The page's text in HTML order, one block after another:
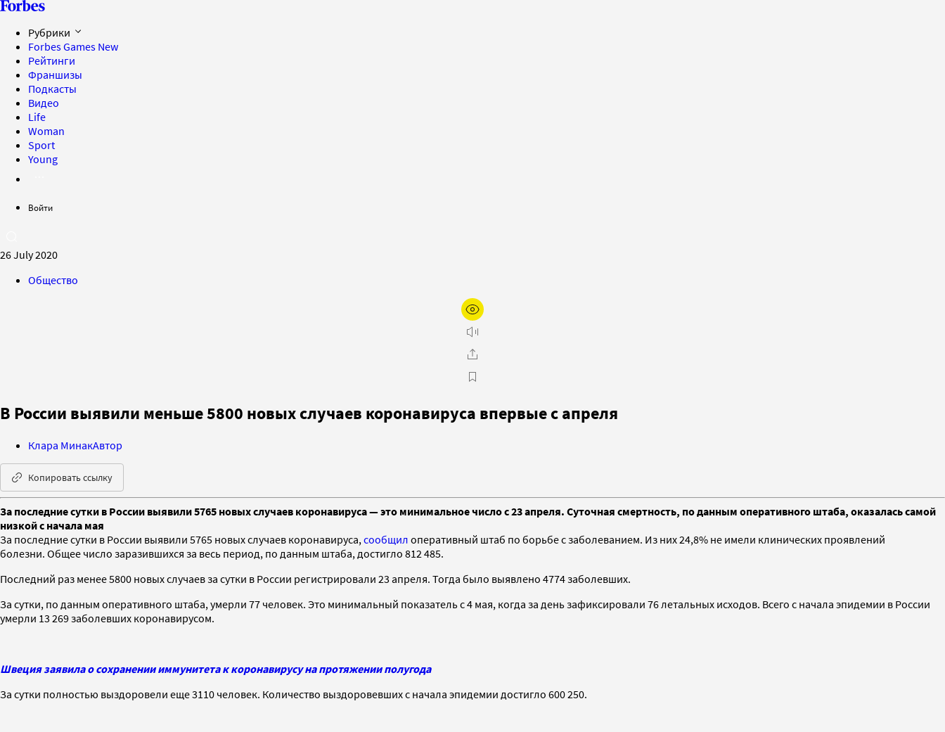
Рубрики
Forbes Games New
Рейтинги
Франшизы
Подкасты
Видео
Life
Woman
Sport
Young
Войти
26 July 2020
Общество
В России выявили меньше 5800 новых случаев коронавируса впервые с апреля
Клара МинакАвтор
Копировать ссылку
За последние сутки в России выявили 5765 новых случаев коронавируса — это минимальное число с 23 апреля. Суточная смертность, по данным оперативного штаба, оказалась самой
низкой с начала мая
За последние сутки в России выявили 5765 новых случаев коронавируса, сообщил оперативный штаб по борьбе с заболеванием. Из них 24,8% не имели клинических проявлений
болезни. Общее число заразившихся за весь период, по данным штаба, достигло 812 485.
Последний раз менее 5800 новых случаев за сутки в России регистрировали 23 апреля. Тогда было выявлено 4774 заболевших.
За сутки, по данным оперативного штаба, умерли 77 человек. Это минимальный показатель с 4 мая, когда за день зафиксировали 76 летальных исходов. Всего с начала эпидемии в России
умерли 13 269 заболевших коронавирусом.
Швеция заявила о сохранении иммунитета к коронавирусу на протяжении полугода
За сутки полностью выздоровели еще 3110 человек. Количество выздоровевших с начала эпидемии достигло 600 250.